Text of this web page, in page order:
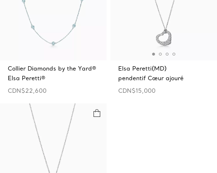
Collier Diamonds by the Yard®
Elsa Peretti®
CDN$22,600
Elsa Peretti(MD)
pendentif Cœur ajouré
CDN$15,000